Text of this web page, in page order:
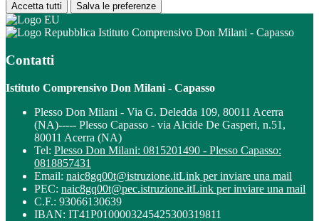
Accetta tutti Salva le preferenze
Istituto Comprensivo Don Milani - Capasso
Contatti
Istituto Comprensivo Don Milani - Capasso
Plesso Don Milani - Via G. Deledda 109, 80011 Acerra
(NA)----- Plesso Capasso - via Alcide De Gasperi, n.51,
80011 Acerra (NA)
Tel: Plesso Don Milani: 0815201490 - Plesso Capasso:
0818857431
Email: naic8gq00t@istruzione.itLink per inviare una mail
PEC: naic8gq00t@pec.istruzione.itLink per inviare una mail
C.F.: 93066130639
IBAN: IT41P0100003245425300319811